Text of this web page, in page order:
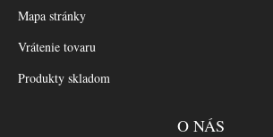
Mapa stránky
Vrátenie tovaru
Produkty skladom
O NÁS